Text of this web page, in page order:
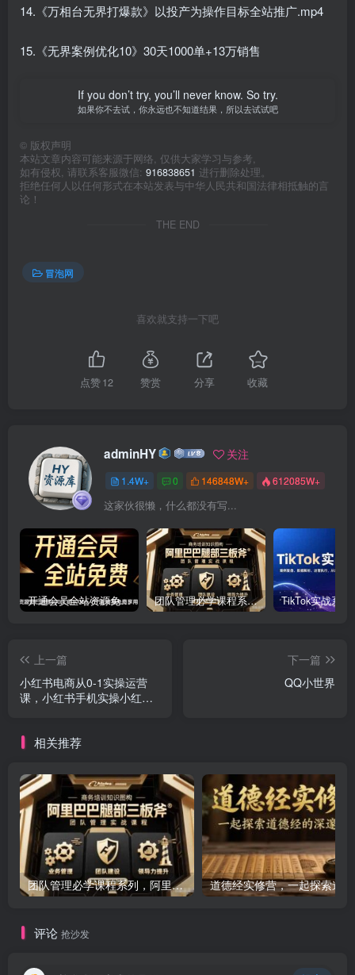
14.《万相台无界打爆款》以投产为操作目标全站推广.mp4
15.《无界案例优化10》30天1000单+13万销售
If you don’t try, you’ll never know. So try.
如果你不去试，你永远也不知道结果，所以去试试吧
© 版权声明
本站文章内容可能来源于网络, 仅供大家学习与参考,
如有侵权, 请联系客服微信: 916838651 进行删除处理。
拒绝任何人以任何形式在本站发表与中华人民共和国法律相抵触的言
论！
THE END
冒泡网
喜欢就支持一下吧
点赞12 赞赏 分享 收藏
adminHY 关注
1.4W+ 0 146848W+ 612085W+
这家伙很懒，什么都没有写...
开通会员全站资源免费下载 开通VIP会员 HY资源库 团队管理必学课程系列，阿里巴巴“腿部三板斧”
上一篇
小红书电商从0-1实操运营
课，小红书手机实操小红
下一篇
QQ小世界
相关推荐
团队管理必学课程系列，阿里巴巴“腿部三板斧”
评论 抢沙发